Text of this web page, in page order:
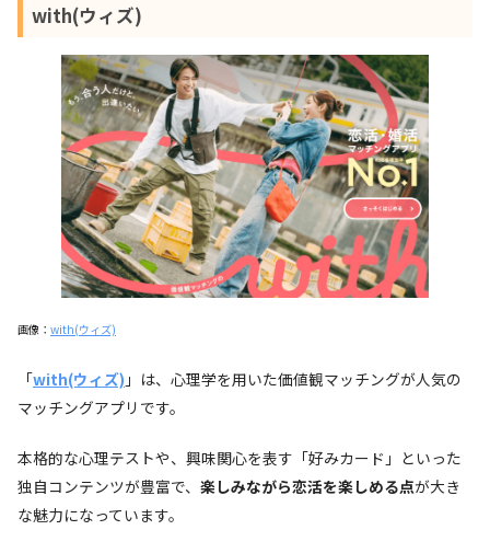
with(ウィズ)
画像： with(ウィズ)
「with(ウィズ) 」は、心理学を用いた価値観マッチングが人気の
マッチングアプリです。
本格的な心理テストや、興味関心を表す「好みカード」といった
独自コンテンツが豊富で、 楽しみながら恋活を楽しめる点が大き
な魅力になっています。